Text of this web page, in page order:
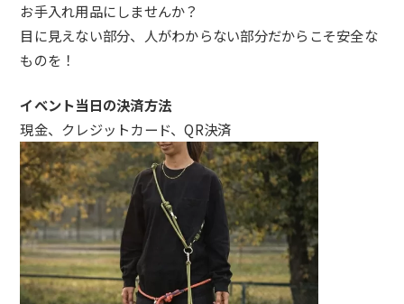
お手入れ用品にしませんか？
目に見えない部分、人がわからない部分だからこそ安全な
ものを！
イベント当日の決済方法
現金、クレジットカード、QR決済